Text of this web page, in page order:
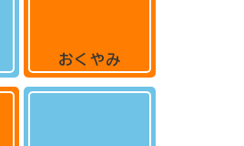
おくやみ